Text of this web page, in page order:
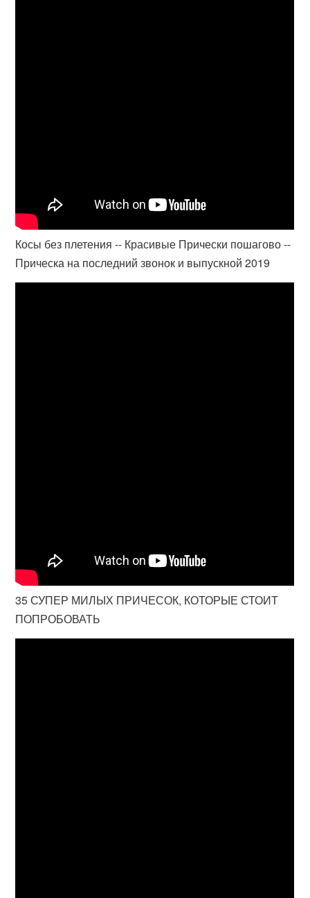
Косы без плетения -- Красивые Прически пошагово --
Прическа на последний звонок и выпускной 2019
35 СУПЕР МИЛЫХ ПРИЧЕСОК, КОТОРЫЕ СТОИТ
ПОПРОБОВАТЬ